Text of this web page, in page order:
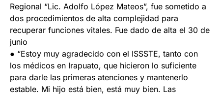
Regional “Lic. Adolfo López Mateos”, fue sometido a
dos procedimientos de alta complejidad para
recuperar funciones vitales. Fue dado de alta el 30 de
junio
● “Estoy muy agradecido con el ISSSTE, tanto con
los médicos en Irapuato, que hicieron lo suficiente
para darle las primeras atenciones y mantenerlo
estable. Mi hijo está bien, está muy bien. Las